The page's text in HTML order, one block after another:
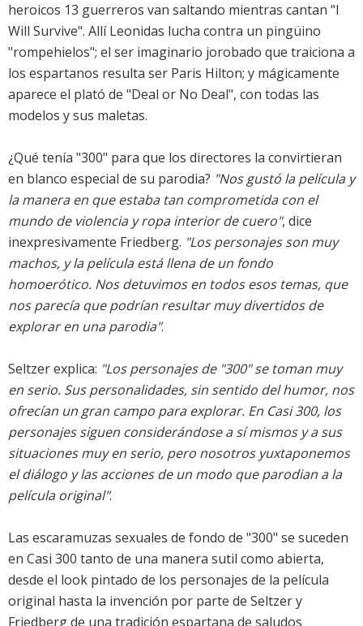
heroicos 13 guerreros van saltando mientras cantan "I
Will Survive". Allí Leonidas lucha contra un pingüino
"rompehielos"; el ser imaginario jorobado que traiciona a
los espartanos resulta ser Paris Hilton; y mágicamente
aparece el plató de "Deal or No Deal", con todas las
modelos y sus maletas.
¿Qué tenía "300" para que los directores la convirtieran
en blanco especial de su parodia? "Nos gustó la película y
la manera en que estaba tan comprometida con el
mundo de violencia y ropa interior de cuero", dice
inexpresivamente Friedberg. "Los personajes son muy
machos, y la película está llena de un fondo
homoerótico. Nos detuvimos en todos esos temas, que
nos parecía que podrían resultar muy divertidos de
explorar en una parodia".
Seltzer explica: "Los personajes de "300" se toman muy
en serio. Sus personalidades, sin sentido del humor, nos
ofrecían un gran campo para explorar. En Casi 300, los
personajes siguen considerándose a sí mismos y a sus
situaciones muy en serio, pero nosotros yuxtaponemos
el diálogo y las acciones de un modo que parodian a la
película original".
Las escaramuzas sexuales de fondo de "300" se suceden
en Casi 300 tanto de una manera sutil como abierta,
desde el look pintado de los personajes de la película
original hasta la invención por parte de Seltzer y
Friedberg de una tradición espartana de saludos